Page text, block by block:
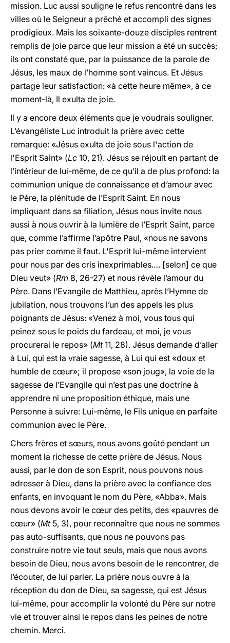
mission. Luc aussi souligne le refus rencontré dans les
villes où le Seigneur a prêché et accompli des signes
prodigieux. Mais les soixante-douze disciples rentrent
remplis de joie parce que leur mission a été un succès;
ils ont constaté que, par la puissance de la parole de
Jésus, les maux de l’homme sont vaincus. Et Jésus
partage leur satisfaction: «à cette heure même», à ce
moment-là, Il exulta de joie.
Il y a encore deux éléments que je voudrais souligner.
L’évangéliste Luc introduit la prière avec cette
remarque: «Jésus exulta de joie sous l'action de
l'Esprit Saint» (Lc 10, 21). Jésus se réjouit en partant de
l’intérieur de lui-même, de ce qu’il a de plus profond: la
communion unique de connaissance et d’amour avec
le Père, la plénitude de l’Esprit Saint. En nous
impliquant dans sa filiation, Jésus nous invite nous
aussi à nous ouvrir à la lumière de l’Esprit Saint, parce
que, comme l’affirme l’apôtre Paul, «nous ne savons
pas prier comme il faut. L'Esprit lui-même intervient
pour nous par des cris inexprimables.… [selon] ce que
Dieu veut» (Rm 8, 26-27) et nous révèle l’amour du
Père. Dans l’Evangile de Matthieu, après l’Hymne de
jubilation, nous trouvons l’un des appels les plus
poignants de Jésus: «Venez à moi, vous tous qui
peinez sous le poids du fardeau, et moi, je vous
procurerai le repos» (Mt11, 28). Jésus demande d’aller
à Lui, qui est la vraie sagesse, à Lui qui est «doux et
humble de cœur»; il propose «son joug», la voie de la
sagesse de l’Evangile qui n’est pas une doctrine à
apprendre ni une proposition éthique, mais une
Personne à suivre: Lui-même, le Fils unique en parfaite
communion avec le Père.
Chers frères et sœurs, nous avons goûté pendant un
moment la richesse de cette prière de Jésus. Nous
aussi, par le don de son Esprit, nous pouvons nous
adresser à Dieu, dans la prière avec la confiance des
enfants, en invoquant le nom du Père, «Abba». Mais
nous devons avoir le cœur des petits, des «pauvres de
cœur» (Mt5, 3), pour reconnaître que nous ne sommes
pas auto-suffisants, que nous ne pouvons pas
construire notre vie tout seuls, mais que nous avons
besoin de Dieu, nous avons besoin de le rencontrer, de
l’écouter, de lui parler. La prière nous ouvre à la
réception du don de Dieu, sa sagesse, qui est Jésus
lui-même, pour accomplir la volonté du Père sur notre
vie et trouver ainsi le repos dans les peines de notre
chemin. Merci.